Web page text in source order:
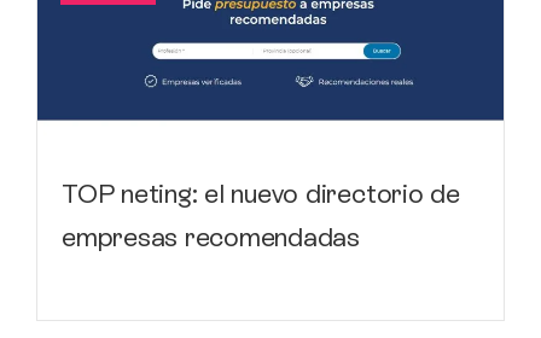
TOP neting: el nuevo directorio de
empresas recomendadas